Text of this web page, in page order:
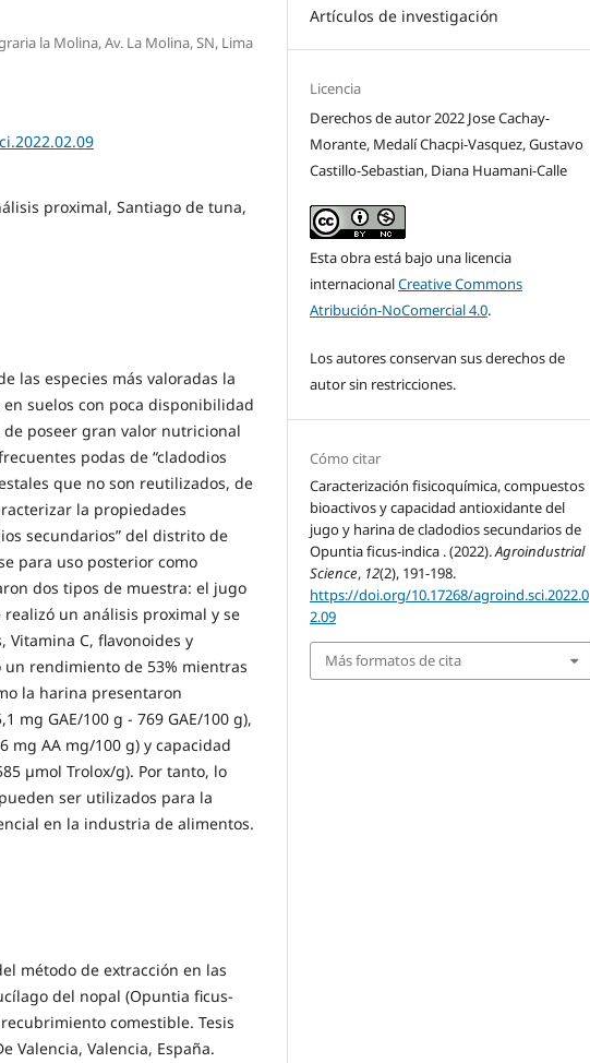
la Molina, Av. La Molina, SN, Lima
proximal, Santiago de tuna,
las especies más valoradas la
suelos con poca disponibilidad
poseer gran valor nutricional
podas de “cladodios
que no son reutilizados, de
la propiedades
secundarios” del distrito de
para uso posterior como
dos tipos de muestra: el jugo
un análisis proximal y se
C, flavonoides y
rendimiento de 53% mientras
la harina presentaron
mg GAE/100 g - 769 GAE/100 g),
mg AA mg/100 g) y capacidad
µmol Trolox/g). Por tanto, lo
ser utilizados para la
en la industria de alimentos.
método de extracción en las
del nopal (Opuntia ficus-
comestible. Tesis
Valencia, Valencia, España.
Artículos de investigación
Licencia
Derechos de autor 2022 Jose Cachay-
Morante, Medalí Chacpi-Vasquez, Gustavo
Castillo-Sebastian, Diana Huamani-Calle
Esta obra está bajo una licencia
internacionalCreative Commons
Atribución-NoComercial 4.0.
Los autores conservan sus derechos de
autor sin restricciones.
Cómo citar
Caracterización fisicoquímica, compuestos
bioactivos y capacidad antioxidante del
jugo y harina de cladodios secundarios de
Opuntia ficus-indica . (2022).Agroindustrial
Science, 12(2), 191-198.
https://doi.org/10.17268/agroind.sci.2022.0
2.09
Más formatos de cita